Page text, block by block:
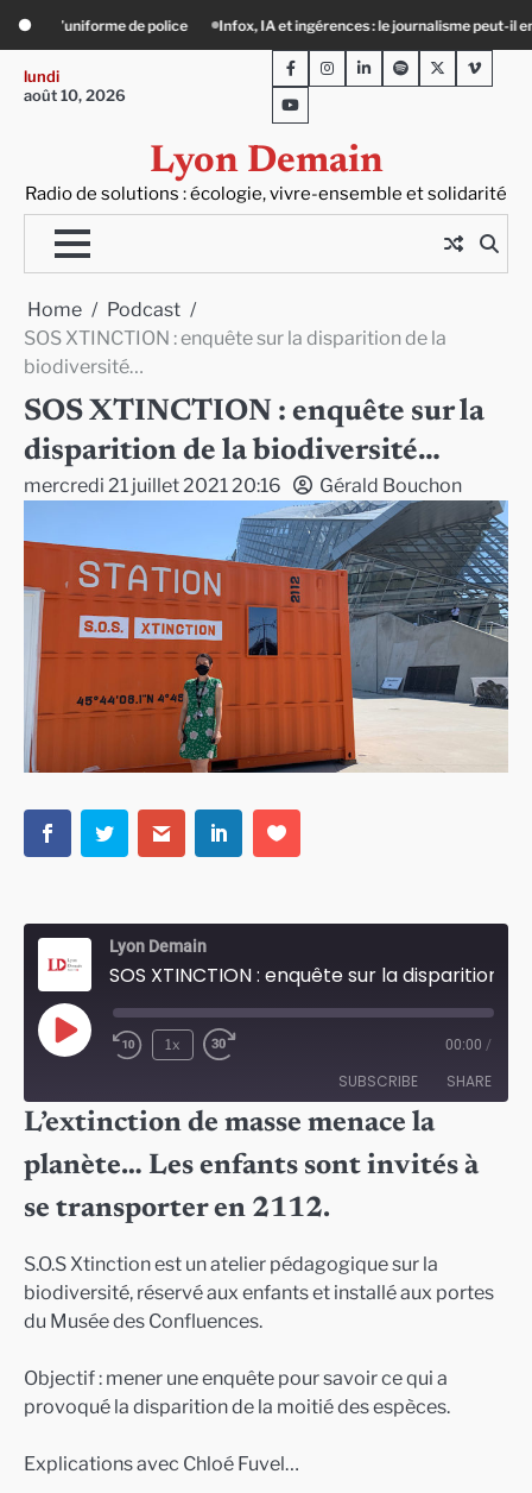
Skip
content
ingérences : le journalisme peut-il encore lutter ? Précarité, canicule,
lundi
août 10, 2026
Lyon Demain
Radio de solutions : écologie, vivre-ensemble et solidarité
FacebookInstagram
LinkedInSpotifyTwitterViméo
Youtube
Home
Podcast
SOS XTINCTION : enquête sur la disparition de la
biodiversité…
SOS XTINCTION : enquête sur la
disparition de la biodiversité…
mercredi 21 juillet 2021 20:16 Gérald Bouchon
Lyon Demain
Play
1x 00:00 /
SUBSCRIBE SHARE
RSS FEED
SHARE
LINK
L’extinction de masse menace la
planète… Les enfants sont invités à
se transporter en 2112.
S.O.S Xtinction est un atelier pédagogique sur la
biodiversité, réservé aux enfants et installé aux portes
du Musée des Confluences.
Objectif : mener une enquête pour savoir ce qui a
provoqué la disparition de la moitié des espèces.
Explications avec Chloé Fuvel…